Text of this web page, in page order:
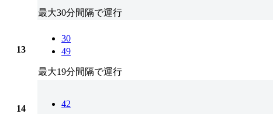
最大30分間隔で運行
13
30
49
最大19分間隔で運行
14 42